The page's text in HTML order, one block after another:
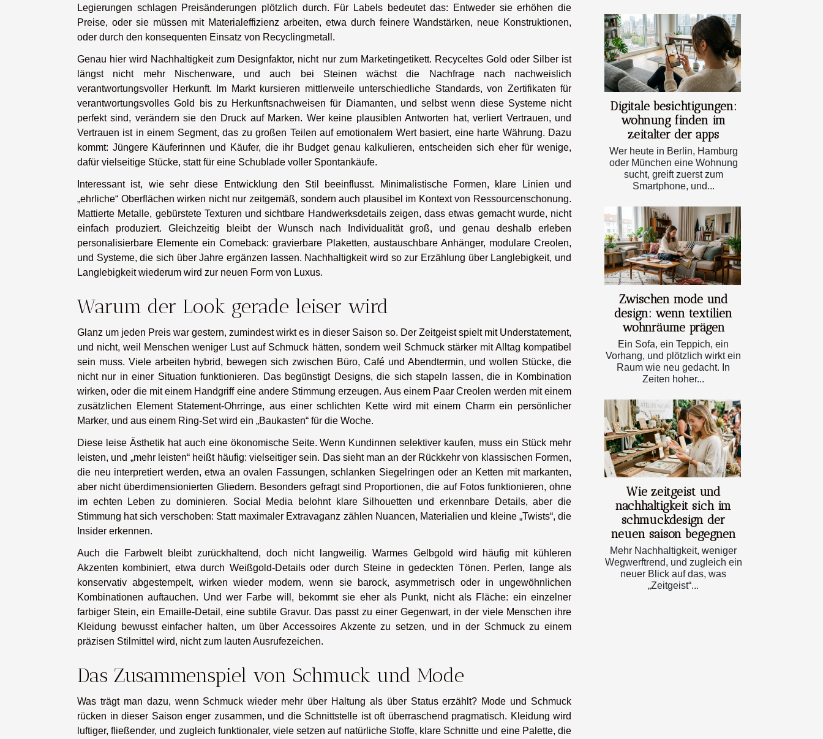
Legierungen schlagen Preisänderungen plötzlich durch. Für Labels bedeutet das: Entweder sie erhöhen die
Preise, oder sie müssen mit Materialeffizienz arbeiten, etwa durch feinere Wandstärken, neue Konstruktionen,
oder durch den konsequenten Einsatz von Recyclingmetall.
Genau hier wird Nachhaltigkeit zum Designfaktor, nicht nur zum Marketingetikett. Recyceltes Gold oder Silber ist
längst nicht mehr Nischenware, und auch bei Steinen wächst die Nachfrage nach nachweislich
verantwortungsvoller Herkunft. Im Markt kursieren mittlerweile unterschiedliche Standards, von Zertifikaten für
verantwortungsvolles Gold bis zu Herkunftsnachweisen für Diamanten, und selbst wenn diese Systeme nicht
perfekt sind, verändern sie den Druck auf Marken. Wer keine plausiblen Antworten hat, verliert Vertrauen, und
Vertrauen ist in einem Segment, das zu großen Teilen auf emotionalem Wert basiert, eine harte Währung. Dazu
kommt: Jüngere Käuferinnen und Käufer, die ihr Budget genau kalkulieren, entscheiden sich eher für wenige,
dafür vielseitige Stücke, statt für eine Schublade voller Spontankäufe.
Interessant ist, wie sehr diese Entwicklung den Stil beeinflusst. Minimalistische Formen, klare Linien und
„ehrliche“ Oberflächen wirken nicht nur zeitgemäß, sondern auch plausibel im Kontext von Ressourcenschonung.
Mattierte Metalle, gebürstete Texturen und sichtbare Handwerksdetails zeigen, dass etwas gemacht wurde, nicht
einfach produziert. Gleichzeitig bleibt der Wunsch nach Individualität groß, und genau deshalb erleben
personalisierbare Elemente ein Comeback: gravierbare Plaketten, austauschbare Anhänger, modulare Creolen,
und Systeme, die sich über Jahre ergänzen lassen. Nachhaltigkeit wird so zur Erzählung über Langlebigkeit, und
Langlebigkeit wiederum wird zur neuen Form von Luxus.
Warum der Look gerade leiser wird
Glanz um jeden Preis war gestern, zumindest wirkt es in dieser Saison so. Der Zeitgeist spielt mit Understatement,
und nicht, weil Menschen weniger Lust auf Schmuck hätten, sondern weil Schmuck stärker mit Alltag kompatibel
sein muss. Viele arbeiten hybrid, bewegen sich zwischen Büro, Café und Abendtermin, und wollen Stücke, die
nicht nur in einer Situation funktionieren. Das begünstigt Designs, die sich stapeln lassen, die in Kombination
wirken, oder die mit einem Handgriff eine andere Stimmung erzeugen. Aus einem Paar Creolen werden mit einem
zusätzlichen Element Statement-Ohrringe, aus einer schlichten Kette wird mit einem Charm ein persönlicher
Marker, und aus einem Ring-Set wird ein „Baukasten“ für die Woche.
Diese leise Ästhetik hat auch eine ökonomische Seite. Wenn Kundinnen selektiver kaufen, muss ein Stück mehr
leisten, und „mehr leisten“ heißt häufig: vielseitiger sein. Das sieht man an der Rückkehr von klassischen Formen,
die neu interpretiert werden, etwa an ovalen Fassungen, schlanken Siegelringen oder an Ketten mit markanten,
aber nicht überdimensionierten Gliedern. Besonders gefragt sind Proportionen, die auf Fotos funktionieren, ohne
im echten Leben zu dominieren. Social Media belohnt klare Silhouetten und erkennbare Details, aber die
Stimmung hat sich verschoben: Statt maximaler Extravaganz zählen Nuancen, Materialien und kleine „Twists“, die
Insider erkennen.
Auch die Farbwelt bleibt zurückhaltend, doch nicht langweilig. Warmes Gelbgold wird häufig mit kühleren
Akzenten kombiniert, etwa durch Weißgold-Details oder durch Steine in gedeckten Tönen. Perlen, lange als
konservativ abgestempelt, wirken wieder modern, wenn sie barock, asymmetrisch oder in ungewöhnlichen
Kombinationen auftauchen. Und wer Farbe will, bekommt sie eher als Punkt, nicht als Fläche: ein einzelner
farbiger Stein, ein Emaille-Detail, eine subtile Gravur. Das passt zu einer Gegenwart, in der viele Menschen ihre
Kleidung bewusst einfacher halten, um über Accessoires Akzente zu setzen, und in der Schmuck zu einem
präzisen Stilmittel wird, nicht zum lauten Ausrufezeichen.
Das Zusammenspiel von Schmuck und Mode
Was trägt man dazu, wenn Schmuck wieder mehr über Haltung als über Status erzählt? Mode und Schmuck
rücken in dieser Saison enger zusammen, und die Schnittstelle ist oft überraschend pragmatisch. Kleidung wird
luftiger, fließender, und zugleich funktionaler, viele setzen auf natürliche Stoffe, klare Schnitte und eine Palette, die
Digitale besichtigungen:
wohnung finden im
zeitalter der apps
Wer heute in Berlin, Hamburg
oder München eine Wohnung
sucht, greift zuerst zum
Smartphone, und...
Zwischen mode und
design: wenn textilien
wohnräume prägen
Ein Sofa, ein Teppich, ein
Vorhang, und plötzlich wirkt ein
Raum wie neu gedacht. In
Zeiten hoher...
Wie zeitgeist und
nachhaltigkeit sich im
schmuckdesign der
neuen saison begegnen
Mehr Nachhaltigkeit, weniger
Wegwerftrend, und zugleich ein
neuer Blick auf das, was
„Zeitgeist“...